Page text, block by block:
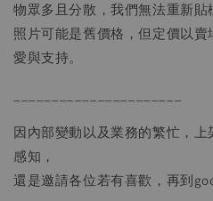
物眾多且分散，我們無法重新
照片可能是舊價格，但定價以
愛與支持。
因內部變動以及業務的繁忙，
感知，
還是邀請各位若有喜歡，再到